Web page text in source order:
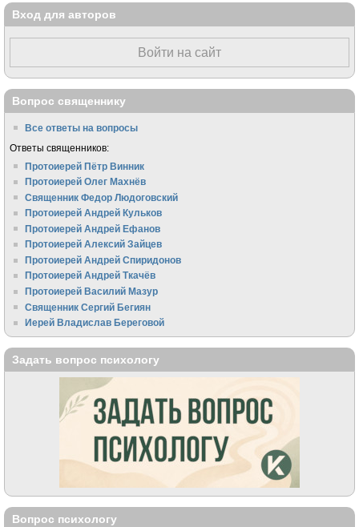
Вход для авторов
Войти на сайт
Вопрос священнику
Все ответы на вопросы
Ответы священников:
Протоиерей Пётр Винник
Протоиерей Олег Махнёв
Священник Федор Людоговский
Протоиерей Андрей Кульков
Протоиерей Андрей Ефанов
Протоиерей Алексий Зайцев
Протоиерей Андрей Спиридонов
Протоиерей Андрей Ткачёв
Протоиерей Василий Мазур
Священник Сергий Бегиян
Иерей Владислав Береговой
Задать вопрос психологу
Вопрос психологу